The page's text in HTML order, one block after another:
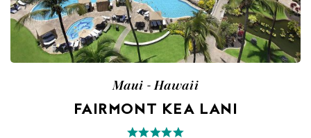
Maui - Hawaii
FAIRMONT KEA LANI